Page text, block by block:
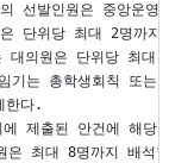
선발인원은 중앙운영
단위당 최대 2명까지
의원은 단위당 최대
는 총학생회칙 또는
다.
제출된 안건에 해당
최대 8명까지 배석